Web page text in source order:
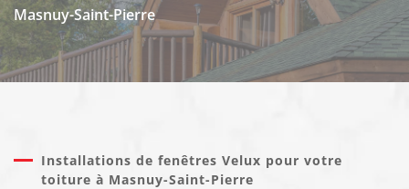
Masnuy-Saint-Pierre
Installations de fenêtres Velux pour votre
toiture à Masnuy-Saint-Pierre